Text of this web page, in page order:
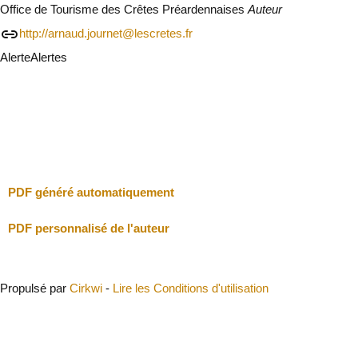
Office de Tourisme des Crêtes Préardennaises Auteur
http://arnaud.journet@lescretes.fr
AlerteAlertes
PDF généré automatiquement
PDF personnalisé de l'auteur
Propulsé par Cirkwi - Lire les Conditions d'utilisation